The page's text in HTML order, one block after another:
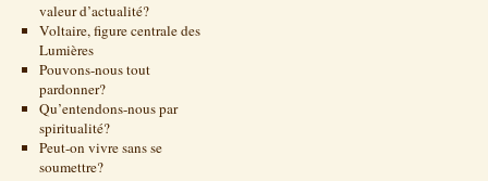
valeur d’actualité?
Voltaire, figure centrale des
Lumières
Pouvons-nous tout
pardonner?
Qu’entendons-nous par
spiritualité?
Peut-on vivre sans se
soumettre?